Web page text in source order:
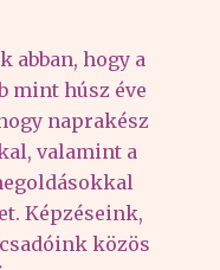
abban, hogy a
mint húsz éve
naprakész
valamint a
Képzéseink,
közös